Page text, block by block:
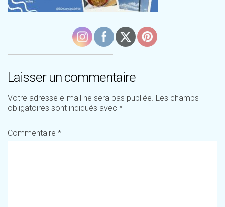
Laisser un commentaire
Votre adresse e-mail ne sera pas publiée. Les champs
obligatoires sont indiqués avec *
Commentaire *